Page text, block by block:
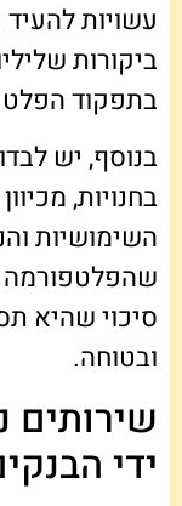
עשויות
ביקורות
בתפקוד
בנוסף, יש
בחנויות,
השימושיות
שהפלטפורמה
סיכוי שהיא
ובטוחה.
שירותים
ידי